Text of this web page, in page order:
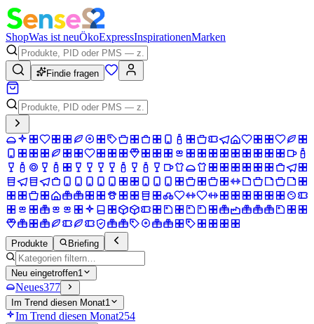
ShopWas ist neuÖkoExpressInspirationenMarken
Findie fragen
Produkte Briefing
Neu eingetroffen1
Neues377
Im Trend diesen Monat1
Im Trend diesen Monat254